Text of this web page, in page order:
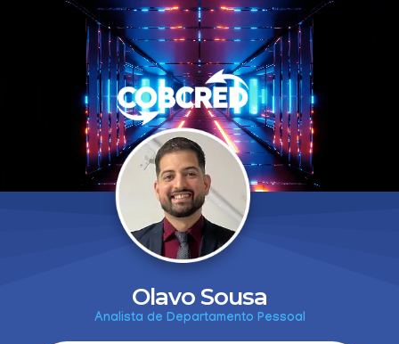
Olavo Sousa
Analista de Departamento Pessoal